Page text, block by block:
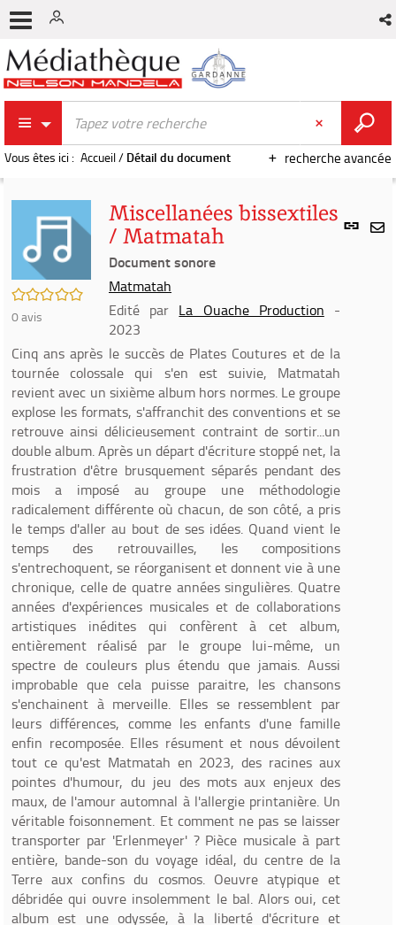
recherche avancée
Vous êtes ici : Accueil/ Détail du document
Lien
/5
0avis
Miscellanées bissextiles
/ Matmatah
Document sonore
Matmatah
Edité par La Ouache Production -
2023
Cinq ans après le succès de Plates Coutures et de la
tournée colossale qui s'en est suivie, Matmatah
revient avec un sixième album hors normes. Le groupe
explose les formats, s'affranchit des conventions et se
retrouve ainsi délicieusement contraint de sortir...un
double album. Après un départ d'écriture stoppé net, la
frustration d'être brusquement séparés pendant des
mois a imposé au groupe une méthodologie
radicalement différente où chacun, de son côté, a pris
le temps d'aller au bout de ses idées. Quand vient le
temps des retrouvailles, les compositions
s'entrechoquent, se réorganisent et donnent vie à une
chronique, celle de quatre années singulières. Quatre
années d'expériences musicales et de collaborations
artistiques inédites qui confèrent à cet album,
entièrement réalisé par le groupe lui-même, un
spectre de couleurs plus étendu que jamais. Aussi
improbable que cela puisse paraitre, les chansons
s'enchainent à merveille. Elles se ressemblent par
leurs différences, comme les enfants d'une famille
enfin recomposée. Elles résument et nous dévoilent
tout ce qu'est Matmatah en 2023, des racines aux
pointes d'humour, du jeu des mots aux enjeux des
maux, de l'amour automnal à l'allergie printanière. Un
véritable foisonnement. Et comment ne pas se laisser
transporter par 'Erlenmeyer' ? Pièce musicale à part
entière, bande-son du voyage idéal, du centre de la
Terre aux confins du cosmos. Oeuvre atypique et
débridée qui ouvre insolemment le bal. Alors oui, cet
album est une odyssée, à la liberté d'écriture et